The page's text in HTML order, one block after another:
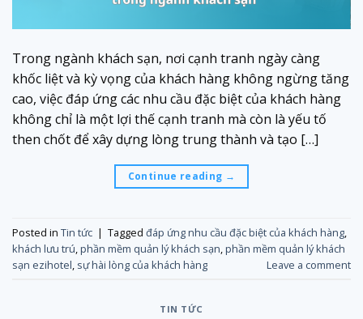
Trong ngành khách sạn, nơi cạnh tranh ngày càng
khốc liệt và kỳ vọng của khách hàng không ngừng tăng
cao, việc đáp ứng các nhu cầu đặc biệt của khách hàng
không chỉ là một lợi thế cạnh tranh mà còn là yếu tố
then chốt để xây dựng lòng trung thành và tạo […]
Continue reading →
Posted in Tin tức | Tagged đáp ứng nhu cầu đặc biệt của khách hàng,
khách lưu trú,phần mềm quản lý khách sạn,phần mềm quản lý khách
sạn ezihotel, sự hài lòng của khách hàng Leave a comment
TIN TỨC